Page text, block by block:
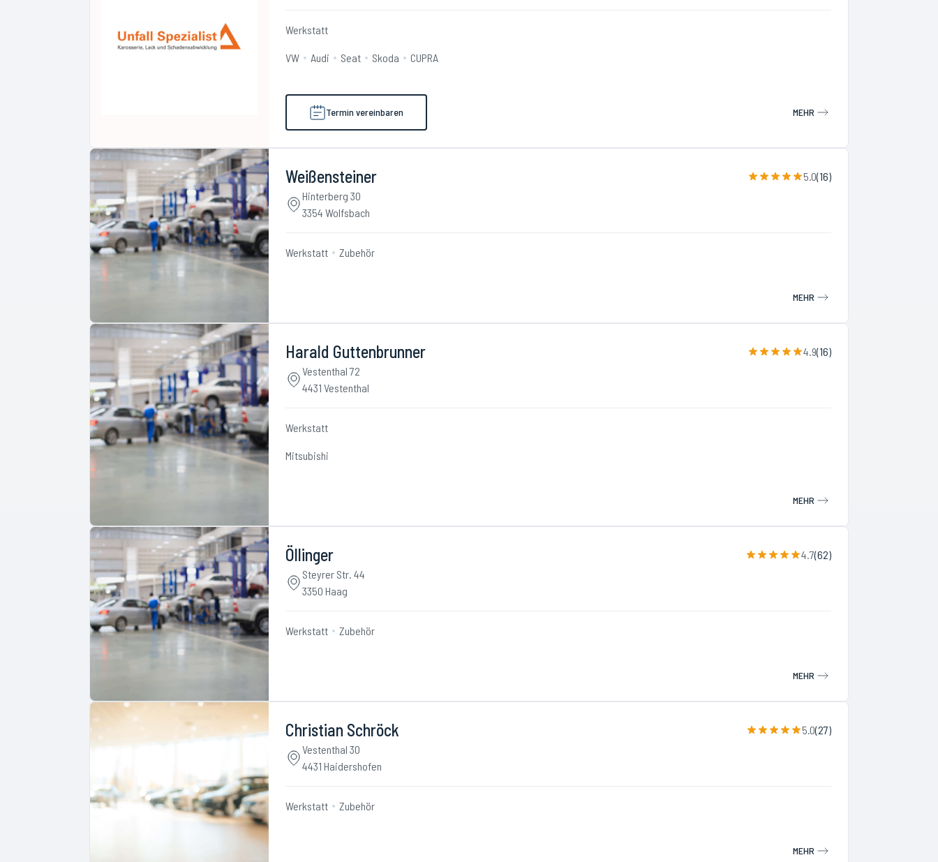
Werkstatt
VW Audi Seat Skoda CUPRA
Termin vereinbaren MEHR
Weißensteiner 5.0(16)
Hinterberg 30
3354 Wolfsbach
Werkstatt Zubehör
MEHR
Harald Guttenbrunner 4.9(16)
Vestenthal 72
4431 Vestenthal
Werkstatt
Mitsubishi
MEHR
Öllinger 4.7(62)
Steyrer Str. 44
3350 Haag
Werkstatt Zubehör
MEHR
Christian Schröck 5.0(27)
Vestenthal 30
4431 Haidershofen
Werkstatt Zubehör
MEHR